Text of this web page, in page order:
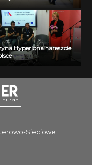
Hyperiona nareszcie
Sieciowe